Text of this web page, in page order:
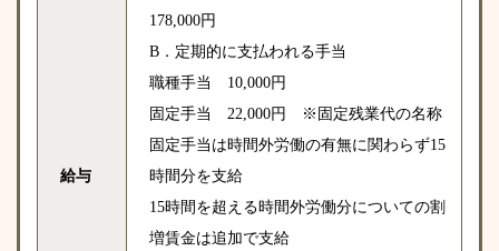
給与
178,000円
B．定期的に支払われる手当
職種手当 10,000円
固定手当 22,000円 ※固定残業代の名称
固定手当は時間外労働の有無に関わらず15
時間分を支給
15時間を超える時間外労働分についての割
増賃金は追加で支給